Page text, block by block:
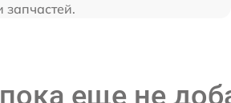
запчастей.
еще не